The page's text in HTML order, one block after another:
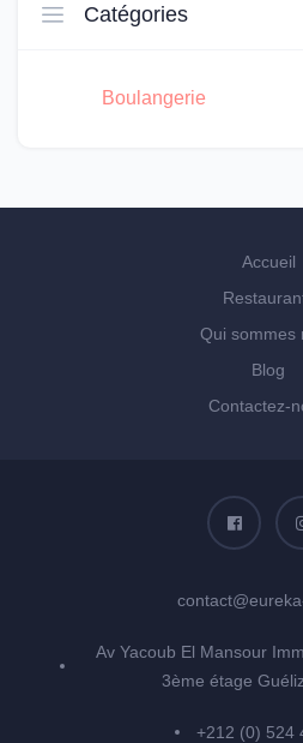
Catégories
Boulangerie
Accueil
Qui sommes
Blog
Contactez-
Av Yacoub El Mansour
3ème étage
+212 (0) 524